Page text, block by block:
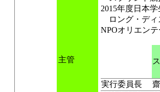
主管
2015年度日本
ロング・ディ
NPOオリエン
実行委員長